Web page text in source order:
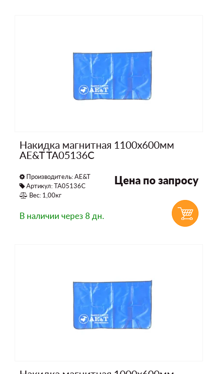
Накидка магнитная 1100x600мм
AE&T TA05136C
Производитель:AE&T
Артикул: TA05136C
Вес: 1,00кг
Цена по запросу
В наличии через 8 дн.